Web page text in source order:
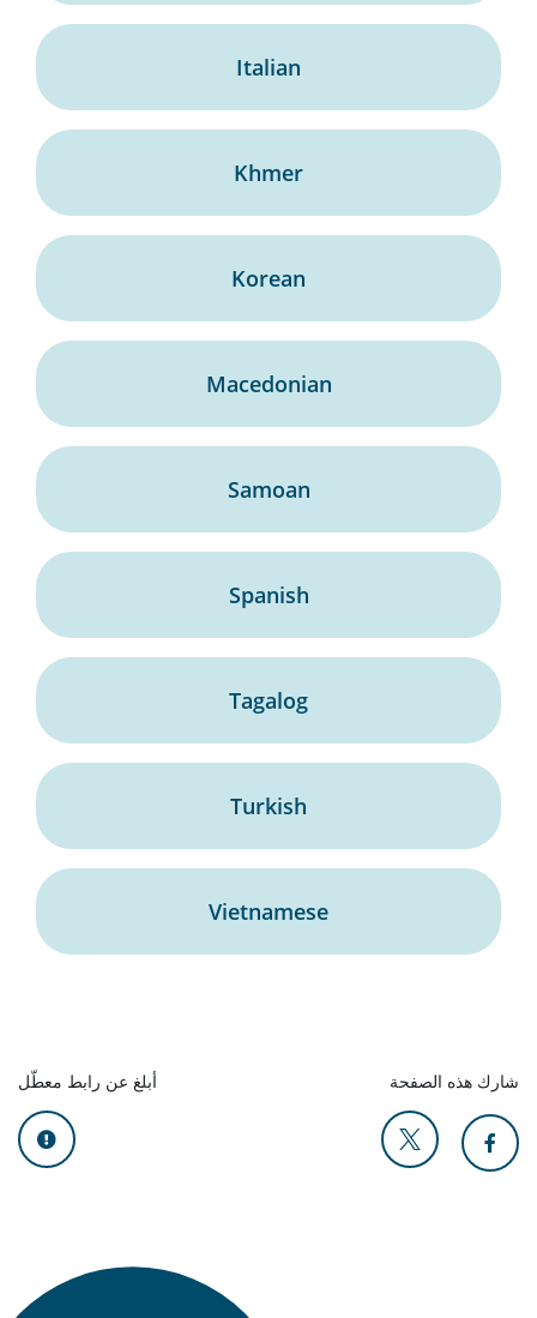
Italian
Khmer
Korean
Macedonian
Samoan
Spanish
Tagalog
Turkish
Vietnamese
شارك هذه الصفحة أبلغ عن رابط معطّل